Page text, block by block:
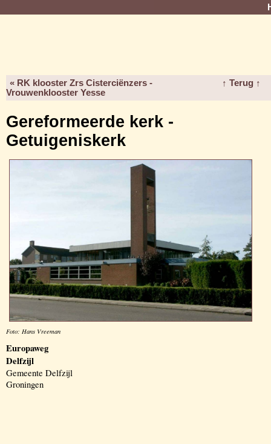
« RK klooster Zrs Cisterciënzers -
Vrouwenklooster Yesse
↑ Terug ↑
Gereformeerde kerk -
Getuigeniskerk
Foto: Hans Vreeman
Europaweg
Delfzijl
Gemeente Delfzijl
Groningen